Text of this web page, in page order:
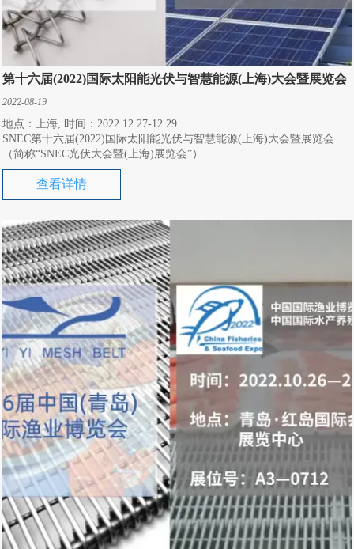
第十六届(2022)国际太阳能光伏与智慧能源(上海)大会暨展览会
2022-08-19
地点：上海, 时间：2022.12.27-12.29
SNEC第十六届(2022)国际太阳能光伏与智慧能源(上海)大会暨展览会
（简称“SNEC光伏大会暨(上海)展览会”）
将于2022年12月27-29日在上海新国际博览中心隆重举行。
查看详情